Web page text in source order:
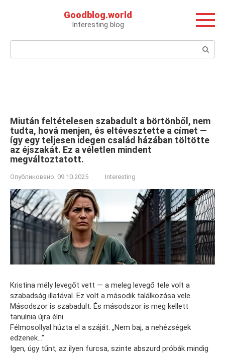
Goodblog.world
Interesting blog
Поиск:
Miután feltételesen szabadult a börtönből, nem
tudta, hová menjen, és eltévesztette a címet —
így egy teljesen idegen család házában töltötte
az éjszakát. Ez a véletlen mindent
megváltoztatott.
Опубликовано: 09.10.2025 Interesting
Kristina mély levegőt vett — a meleg levegő tele volt a
szabadság illatával. Ez volt a második találkozása vele.
Másodszor is szabadult. És másodszor is meg kellett
tanulnia újra élni.
Félmosollyal húzta el a száját. „Nem baj, a nehézségek
edzenek…”
Igen, úgy tűnt, az ilyen furcsa, szinte abszurd próbák mindig